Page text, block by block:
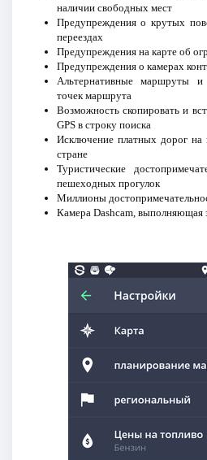
наличии свободных мест
Предупреждения о крутых
переездах
Предупреждения на карте об
Предупреждения о камерах
Альтернативные маршруты и
точек маршрута
Возможность скопировать и
GPS в строку поиска
Исключение платных дорог
стране
Туристические
пешеходных прогулок
Миллионы
Камера Dashcam, выполняющая